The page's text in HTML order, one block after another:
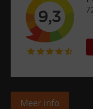
Meer info